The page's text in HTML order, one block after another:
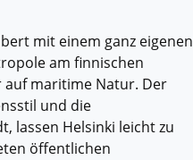
mit einem ganz eigenen
am finnischen
maritime Natur. Der
und die
lassen Helsinki leicht zu
öffentlichen